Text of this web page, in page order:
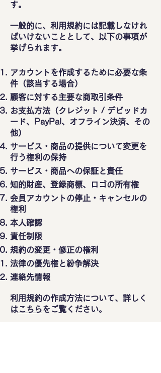
す。
一般的に、利用規約には記載しなけれ
ばいけないこととして、以下の事項が
挙げられます。
アカウントを作成するために必要な条
件（該当する場合）
顧客に対する主要な商取引条件
お支払方法（クレジット / デビッドカ
ード、PayPal、オフライン決済、その
他）
サービス・商品の提供について変更を
行う権利の保持
サービス・商品への保証と責任
知的財産、登録商標、ロゴの所有権
会員アカウントの停止・キャンセルの
権利
本人確認
責任制限
規約の変更・修正の権利
法律の優先権と紛争解決
連絡先情報
利用規約の作成方法について、詳しく
は こちらをご覧ください。